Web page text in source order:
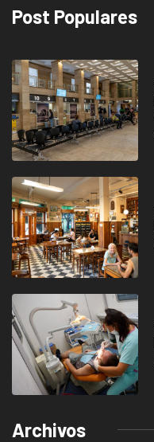
Post Populares
Archivos